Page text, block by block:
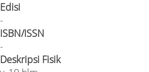
Edisi
-
ISBN/ISSN
-
Deskripsi Fisik